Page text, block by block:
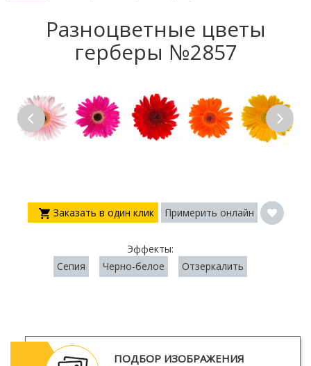
Разноцветные цветы
герберы №2857
Заказать в один клик Примерить онлайн
Эффекты:
Сепия
Черно-белое Отзеркалить
ПОДБОР ИЗОБРАЖЕНИЯ